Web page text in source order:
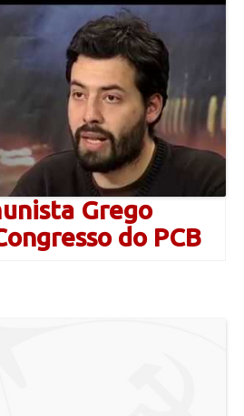
Grego
do PCB